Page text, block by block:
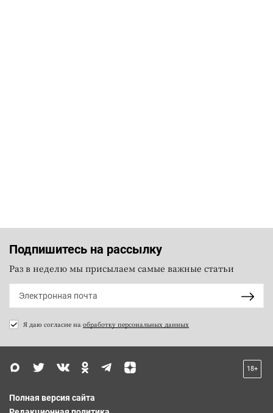
Подпишитесь на рассылку
Раз в неделю мы присылаем самые важные статьи
Я даю согласие на обработку персональных данных
18+
Полная версия сайта